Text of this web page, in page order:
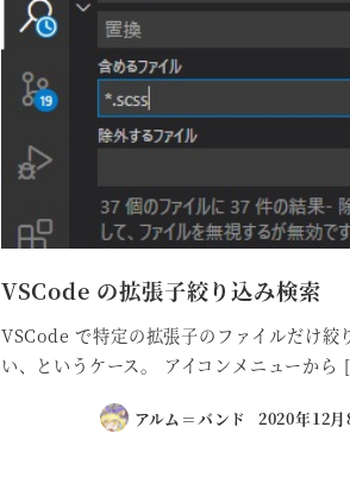
VSCode の拡張子絞り込み検索
VSCode で特定の拡張子のファイルだけ絞
い、というケース。 アイコンメニューか
アルム＝バンド 2020年12月